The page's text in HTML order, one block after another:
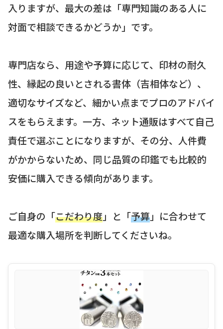
入りますが、最大の差は「専門知識のある人に
対面で相談できるかどうか」です。
専門店なら、用途や予算に応じて、印材の耐久
性、縁起の良いとされる書体（吉相体など）、
適切なサイズなど、細かい点までプロのアドバイ
スをもらえます。一方、ネット通販はすべて自己
責任で選ぶことになりますが、その分、人件費
がかからないため、同じ品質の印鑑でも比較的
安価に購入できる傾向があります。
ご自身の「こだわり度」と「予算」に合わせて
最適な購入場所を判断してくださいね。